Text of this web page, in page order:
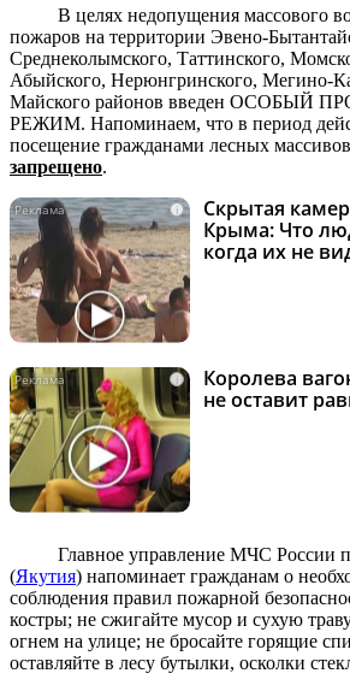
В целях недопущения массового
пожаров на территории Эвено-
Среднеколымского, Таттинского,
Абыйского, Нерюнгринского, Мегино-
Майского районов введен
РЕЖИМ. Напоминаем, что в период
посещение гражданами лесных
запрещено.
i
Скрытая
Крыма: Что
когда их не
i
Королева
не оставит
Главное управление МЧС России
(Якутия) напоминает гражданам о
соблюдения правил пожарной
костры; не сжигайте мусор и сухую
огнем на улице; не бросайте горящие
оставляйте в лесу бутылки, осколки